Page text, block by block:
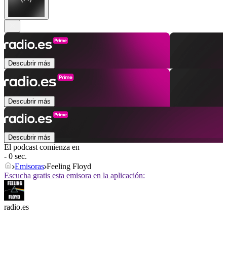
Descubrir más
Descubrir más
Descubrir más
El podcast comienza en
- 0 sec.
Emisoras Feeling Floyd
Escucha gratis esta emisora en la aplicación:
radio.es